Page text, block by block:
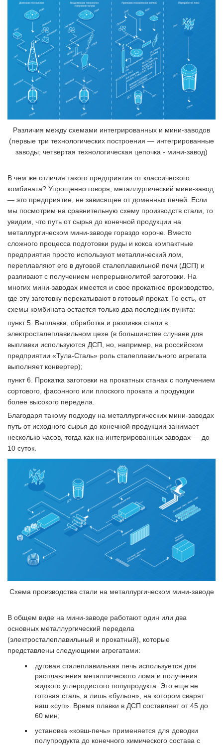
Различия между схемами интегрированных и мини-заводов
(первые три технологических построения — интегрированные
заводы; четвертая технологическая цепочка - мини-завод)
В чем же отличия такого предприятия от классического
комбината? Упрощенно говоря, металлургический мини-завод
— это предприятие, не зависящее от доменных печей. Если
мы посмотрим на сравнительную схему производств стали, то
увидим, что путь от сырья до конечной продукции на
металлургическом мини-заводе гораздо короче. Вместо
сложного процесса подготовки руды и кокса компактные
предприятия просто используют металлический лом,
переплавляют его в дуговой сталеплавильной печи (ДСП) и
разливают с получением непрерывнолитой заготовки. На
многих мини-заводах имеется и свое прокатное производство,
где эту заготовку перекатывают в готовый прокат. То есть, от
схемы комбината остается только два последних пункта:
пункт 5. Выплавка, обработка и разливка стали в
электросталеплавильном цехе (в большинстве случаев для
выплавки используются ДСП, но, например, на российском
предприятии «Тула-Сталь» роль сталеплавильного агрегата
выполняет конвертер);
пункт 6. Прокатка заготовки на прокатных станах с получением
сортового, фасонного или плоского проката и продукции
более высокого передела.
Благодаря такому подходу на металлургических мини-заводах
путь от исходного сырья до конечной продукции занимает
несколько часов, тогда как на интегрированных заводах — до
10 суток.
Схема производства стали на металлургическом мини-заводе
В общем виде на мини-заводе работают один или два
основных металлургический передела
(электросталеплавильный и прокатный), которые
представлены следующими агрегатами:
дуговая сталеплавильная печь используется для
расплавления металлического лома и получения
жидкого углеродистого полупродукта. Это еще не
готовая сталь, а лишь «бульон», на котором сварят
наш «суп». Время плавки в ДСП составляет от 45 до
60 мин;
установка «ковш-печь» применяется для доводки
полупродукта до конечного химического состава с